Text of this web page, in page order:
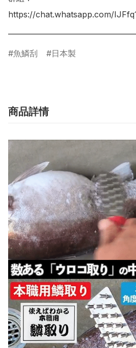
https://chat.whatsapp.com/
魚鱗刮 日本製
商品詳情